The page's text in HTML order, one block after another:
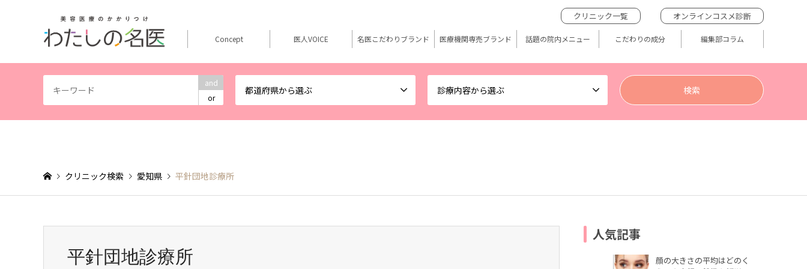
and
or
都道府県から選ぶ 診療内容から選ぶ
クリニック一覧 オンラインコスメ診断
Concept 医人VOICE 名医こだわりブランド 医療機関専売ブランド 話題の院内メニュー こだわりの成分 編集部コラム
クリニック検索 愛知県 平針団地診療所
平針団地診療所
人気記事
顔の大きさの平均はどのく